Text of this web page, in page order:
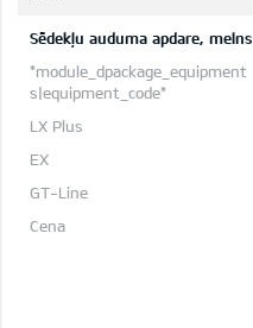
Sēdekļu auduma apdare, melns